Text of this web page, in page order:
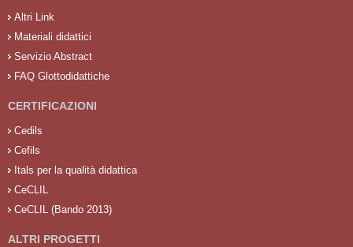
Altri Link
Materiali didattici
Servizio Abstract
FAQ Glottodidattiche
CERTIFICAZIONI
Cedils
Cefils
Itals per la qualità didattica
CeCLIL
CeCLIL (Bando 2013)
ALTRI PROGETTI